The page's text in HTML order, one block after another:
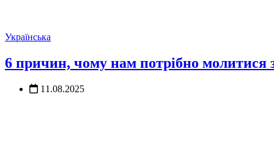
Українська
6 причин, чому нам потрібно молитися
11.08.2025